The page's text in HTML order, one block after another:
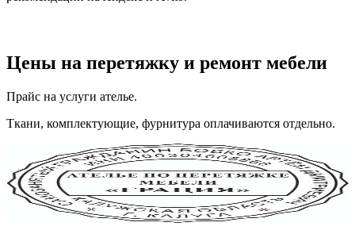
Цены на перетяжку и ремонт мебели
Прайс на услуги ателье.
Ткани, комплектующие, фурнитура оплачиваются отдельно.